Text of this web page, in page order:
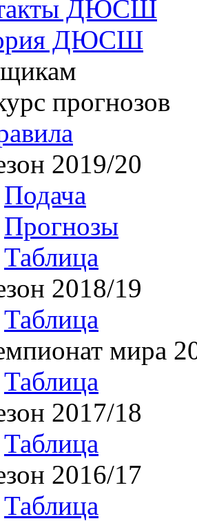
ДЮСШ
ДЮСШ
прогнозов
2019/20
Подача
Прогнозы
Таблица
2018/19
Таблица
мира
Таблица
2017/18
Таблица
2016/17
Таблица